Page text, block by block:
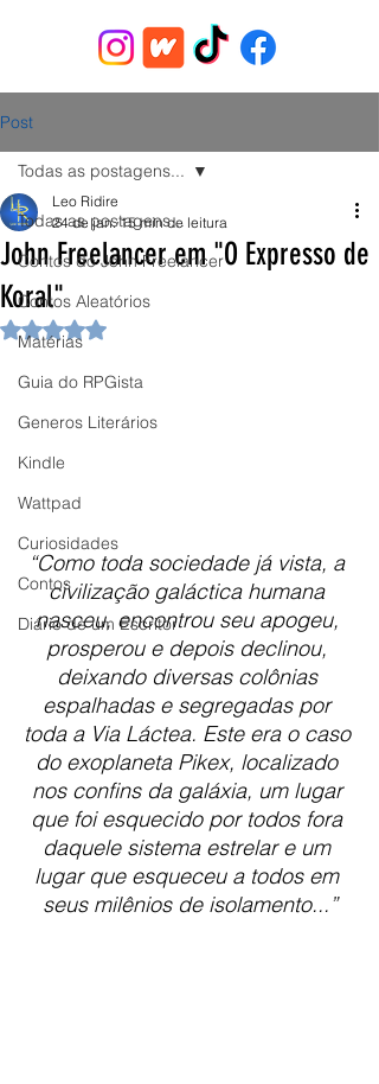
Post
Todas as postagens...
Contos do John Freelancer
Contos Aleatórios
Matérias
Guia do RPGista
Generos Literários
Kindle
Wattpad
Curiosidades
Contos
Diário de um Escritor
Todas as postagens...
John Freelancer em "O Expresso de
Koral"
Leo Ridire
24 de jan. 15 min de leitura
Avaliado com NaN de 5 estrelas.
“Como toda sociedade já vista, a
civilização galáctica humana
nasceu, encontrou seu apogeu,
prosperou e depois declinou,
deixando diversas colônias
espalhadas e segregadas por
toda a Via Láctea. Este era o caso
do exoplaneta Pikex, localizado
nos confins da galáxia, um lugar
que foi esquecido por todos fora
daquele sistema estrelar e um
lugar que esqueceu a todos em
seus milênios de isolamento...”